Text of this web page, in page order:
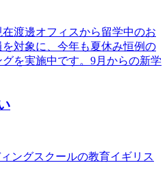
渡邊オフィスから留学中のお
対象に、今年も夏休み恒例の
を実施中です。9月からの新学
ングスクールの教育イギリス